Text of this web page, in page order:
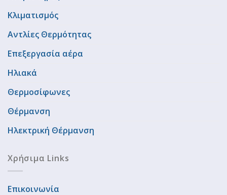
Κλιματισμός
Αντλίες Θερμότητας
Επεξεργασία αέρα
Ηλιακά
Θερμοσίφωνες
Θέρμανση
Ηλεκτρική Θέρμανση
Χρήσιμα Links
Επικοινωνία